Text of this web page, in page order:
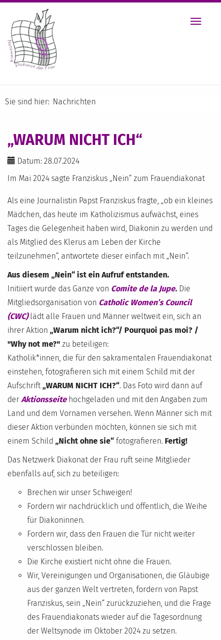
Toggle
Sie sind hier: Nachrichten
„WARUM NICHT ICH“
Datum: 28.07.2024
Im Mai 2024 sagte Franziskus „Nein“ zum Frauendiakonat
Als eine Journalistin Papst Franziskus fragte, „ob ein kleines
Mädchen, das heute im Katholizismus aufwächst, eines
Tages die Gelegenheit haben wird, Diakonin zu werden und
als Mitglied des Klerus am Leben der Kirche
teilzunehmen“, antwortete dieser einfach mit „Nein“.
Aus diesem „Nein“ ist ein Aufruf entstanden.
Initiiert wurde das Ganze von Comite de la Jupe. Die
Mitgliedsorganisation von Catholic Women’s Council
(CWC)lädt alle Frauen und Männer weltweit ein, sich an
ihrer Aktion „Warum nicht ich?“/ Pourquoi pas moi? /
"Why not me?" zu beteiligen:
Katholik*innen, die für den sakramentalen Frauendiakonat
einstehen, fotografieren sich mit einem Schild mit der
Aufschrift„WARUM NICHT ICH?“. Das Foto wird dann auf
der Aktionsseitehochgeladen und mit den Angaben zum
Land und dem Vornamen versehen. Wenn Männer sich mit
dieser Aktion verbünden möchten, können sie sich mit
einem Schild „Nicht ohne sie“ fotografieren. Fertig!
Das Netzwerk Diakonat der Frau ruft seine Mitglieder
ebenfalls auf, sich zu beteiligen:
Brechen wir unser Schweigen!
Fordern wir nachdrücklich und öffentlich, die Weihe
für Diakoninnen.
Fordern wir, dass den Frauen die Tür nicht weiter
verschlossen bleiben.
Die Kirche existiert nicht ohne die Frauen.
Wir, Vereinigungen und Organisationen, die Gläubige
aus der ganzen Welt vertreten, fordern von Papst
Franziskus, sein „Nein“ zurückzuziehen, und die Frage
des Frauendiakonats wieder auf die Tagesordnung
der Weltsynode im Oktober 2024 zu setzen.